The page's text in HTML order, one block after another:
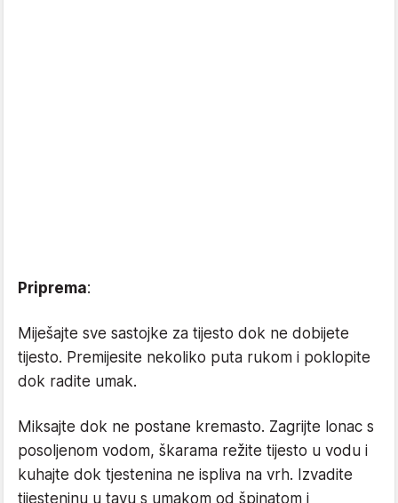
Priprema:
Miješajte sve sastojke za tijesto dok ne dobijete
tijesto. Premijesite nekoliko puta rukom i poklopite
dok radite umak.
Miksajte dok ne postane kremasto. Zagrijte lonac s
posoljenom vodom, škarama režite tijesto u vodu i
kuhajte dok tjestenina ne ispliva na vrh. Izvadite
tijesteninu u tavu s umakom od špinatom i